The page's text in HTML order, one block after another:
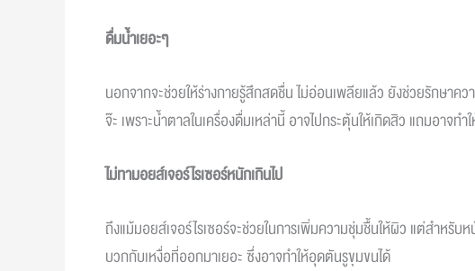
ดื่มน้ำเยอะๆ​
นอกจากจะช่วยให้ร่างกายรู้สึกสดชื่น ไม่อ่อนเพลียแล้ว ยังช่วยรักษา
จ๊ะ เพราะน้ำตาลในเครื่องดื่มเหล่านี้ อาจไปกระตุ้นให้เกิดสิว แถมอาจท
ไม่ทามอยส์เจอร์ไรเซอร์หนักเกินไป
ถึงแม้มอยส์เจอร์ไรเซอร์จะช่วยในการเพิ่มความชุ่มชื้นให้ผิว แต่สำหรั
บวกกับเหงื่อที่ออกมาเยอะ ซึ่งอาจทำให้อุดตันรูขุมขนได้